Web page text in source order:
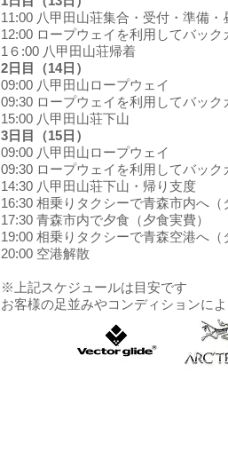
11:00 八甲田山荘集合・受付・準備
12:00 ロープウェイを利用してバック
1６:00 八甲田山荘帰着
2日目（14日）
09:00 八甲田山ロープウェイ
09:30 ロープウェイを利用してバック
15:00 八甲田山荘下山
3日目（15日）
09:00 八甲田山ロープウェイ
09:30 ロープウェイを利用してバック
14:30 八甲田山荘下山・帰り支度
16:30 相乗りタクシーで青森市内へ（
17:30 青森市内で夕食（夕食実費）
19:00 相乗りタクシーで青森空港へ（
20:00 空港解散
※上記スケジュールは目安です
お客様の足並みやコンディションに